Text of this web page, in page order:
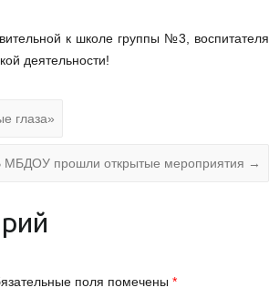
к школе группы №3, воспитателя
деятельности!
глаза»
МБДОУ прошли открытые мероприятия →
поля помечены*